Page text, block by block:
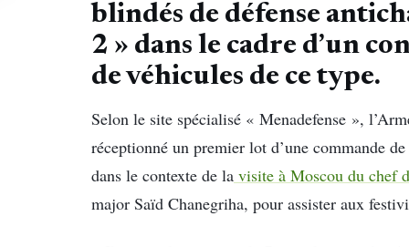
blindés de défense
2 » dans le cadre d’un
de véhicules de ce type.
Selon le site spécialisé « Menadefense »,
réceptionné un premier lot d’une commande
dans le contexte de la visite à Moscou du chef
major Saïd Chanegriha, pour assister aux